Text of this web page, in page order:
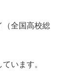
（全国高校総
います。